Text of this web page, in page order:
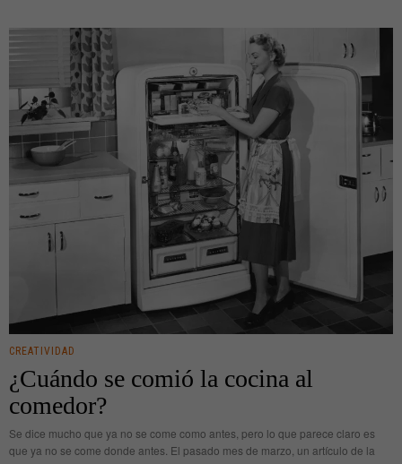
CREATIVIDAD
¿Cuándo se comió la cocina al
comedor?
Se dice mucho que ya no se come como antes, pero lo que parece claro es
que ya no se come donde antes. El pasado mes de marzo, un artículo de la